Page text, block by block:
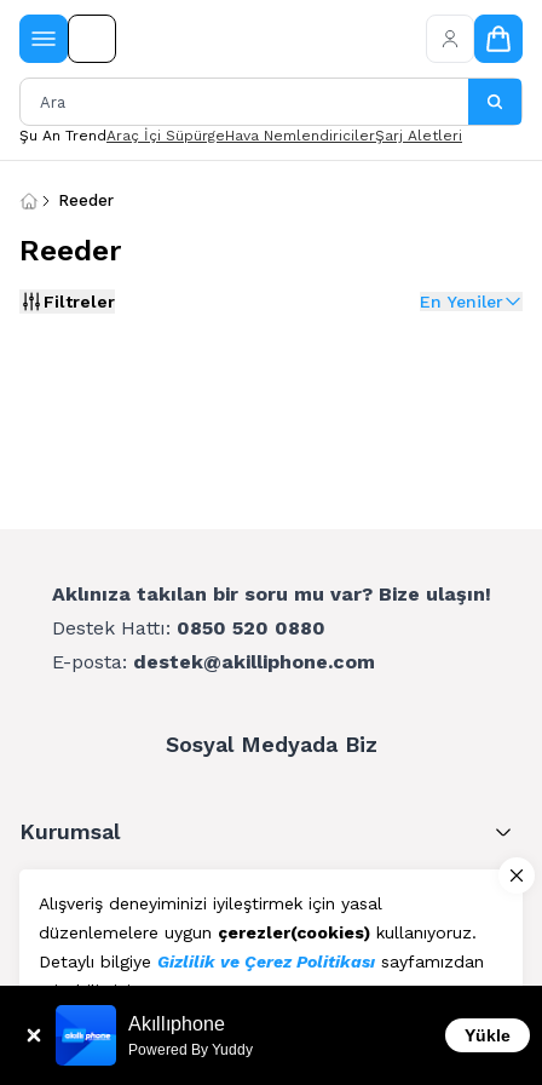
Alışveriş deneyiminizi iyileştirmek için yasal
düzenlemelere uygun çerezler(cookies) kullanıyoruz.
Detaylı bilgiye Gizlilik ve Çerez Politikası sayfamızdan
erişebilirsiniz.
Kabul Et
Şu An TrendAraç İçi SüpürgeHava NemlendiricilerŞarj Aletleri
Reeder
Reeder
Filtreler En Yeniler
Aklınıza takılan bir soru mu var? Bize ulaşın!
Destek Hattı: 0850 520 0880
E-posta: destek@akilliphone.com
Sosyal Medyada Biz
Kurumsal
Müşteri Hizmetleri
Üyelik
Blog Akıllıphone
Powered By Yuddy
Yükle